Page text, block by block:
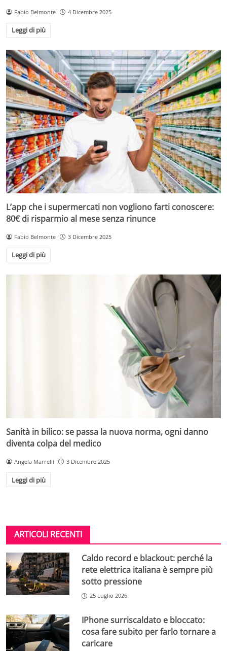
Fabio Belmonte 4 Dicembre 2025
Leggi di più
L’app che i supermercati non vogliono farti conoscere:
80€ di risparmio al mese senza rinunce
Fabio Belmonte 3 Dicembre 2025
Leggi di più
Sanità in bilico: se passa la nuova norma, ogni danno
diventa colpa del medico
Angela Marrelli 3 Dicembre 2025
Leggi di più
ARTICOLI RECENTI
Caldo record e blackout: perché la
rete elettrica italiana è sempre più
sotto pressione
25 Luglio 2026
IPhone surriscaldato e bloccato:
cosa fare subito per farlo tornare a
caricare